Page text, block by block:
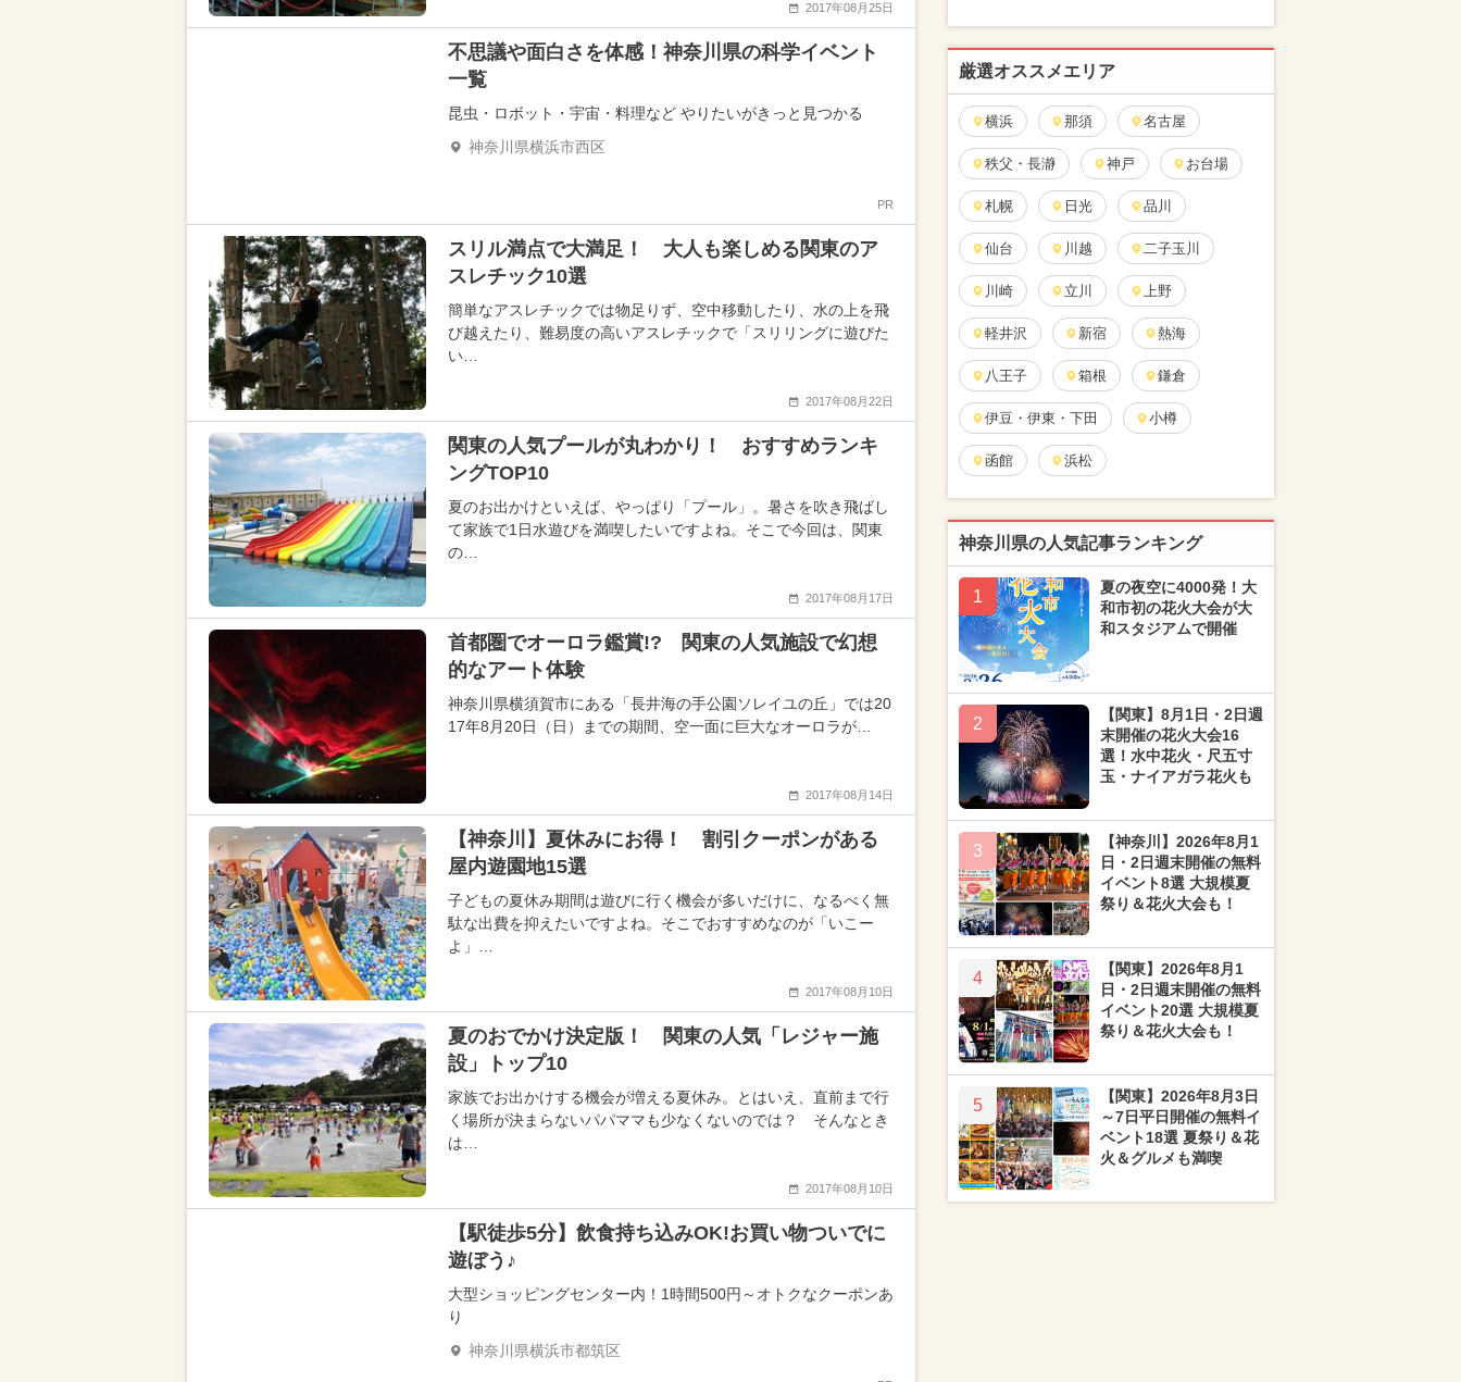
2017年08月25日
不思議や面白さを体感！神奈川県の科学イベント
一覧
昆虫・ロボット・宇宙・料理など やりたいがきっと見つかる
神奈川県横浜市西区
PR
スリル満点で大満足！ 大人も楽しめる関東のア
スレチック10選
簡単なアスレチックでは物足りず、空中移動したり、水の上を飛
び越えたり、難易度の高いアスレチックで「スリリングに遊びた
い…
2017年08月22日
関東の人気プールが丸わかり！ おすすめランキ
ングTOP10
夏のお出かけといえば、やっぱり「プール」。暑さを吹き飛ばし
て家族で1日水遊びを満喫したいですよね。そこで今回は、関東
の…
2017年08月17日
首都圏でオーロラ鑑賞!? 関東の人気施設で幻想
的なアート体験
神奈川県横須賀市にある「長井海の手公園ソレイユの丘」では20
17年8月20日（日）までの期間、空一面に巨大なオーロラが…
2017年08月14日
【神奈川】夏休みにお得！ 割引クーポンがある
屋内遊園地15選
子どもの夏休み期間は遊びに行く機会が多いだけに、なるべく無
駄な出費を抑えたいですよね。そこでおすすめなのが「いこー
よ」…
2017年08月10日
夏のおでかけ決定版！ 関東の人気「レジャー施
設」トップ10
家族でお出かけする機会が増える夏休み。とはいえ、直前まで行
く場所が決まらないパパママも少なくないのでは？ そんなとき
は…
2017年08月10日
【駅徒歩5分】飲食持ち込みOK!お買い物ついでに
遊ぼう♪
大型ショッピングセンター内！1時間500円～オトクなクーポンあ
り
神奈川県横浜市都筑区
厳選オススメエリア
横浜 那須 名古屋
秩父・長瀞 神戸 お台場
札幌 日光 品川
仙台 川越 二子玉川
川崎 立川 上野
軽井沢 新宿 熱海
八王子 箱根 鎌倉
伊豆・伊東・下田 小樽
函館 浜松
神奈川県の人気記事ランキング
1
夏の夜空に4000発！大
和市初の花火大会が大
和スタジアムで開催
2
【関東】8月1日・2日週
末開催の花火大会16
選！水中花火・尺五寸
玉・ナイアガラ花火も
3
【神奈川】2026年8月1
日・2日週末開催の無料
イベント8選 大規模夏
祭り＆花火大会も！
4
【関東】2026年8月1
日・2日週末開催の無料
イベント20選 大規模夏
祭り＆花火大会も！
5
【関東】2026年8月3日
～7日平日開催の無料イ
ベント18選 夏祭り＆花
火＆グルメも満喫